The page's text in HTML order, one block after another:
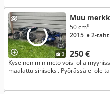
3
Muu
250 €
50 cm³
2015 ● 2-tahti
Kyseinen minimoto voisi olla
maalattu siniseksi. Pyörässä ei ole